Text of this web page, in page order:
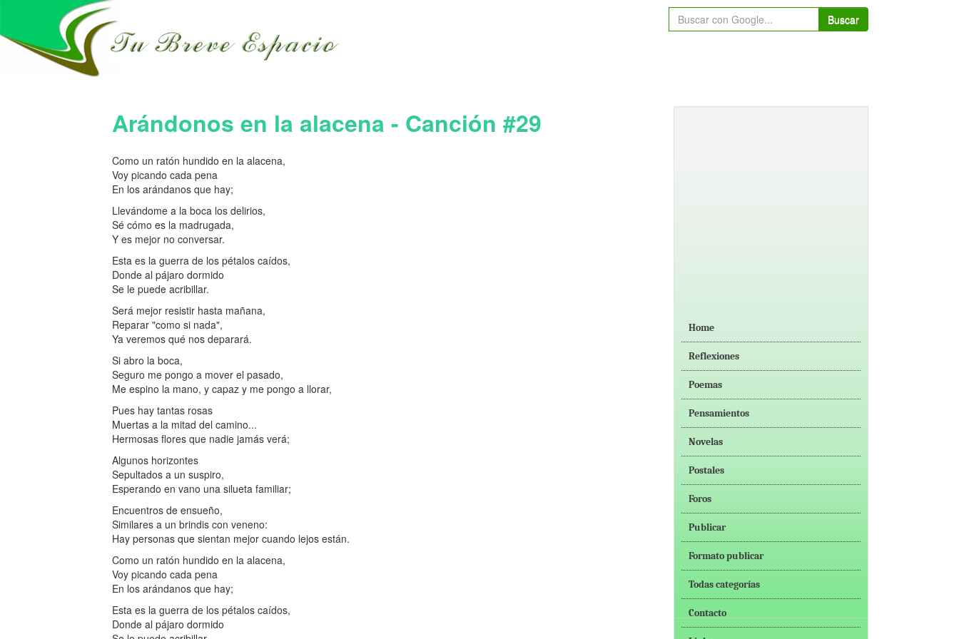
Buscar
Arándonos en la alacena - Canción #29
Como un ratón hundido en la alacena,
Voy picando cada pena
En los arándanos que hay;
Llevándome a la boca los delirios,
Sé cómo es la madrugada,
Y es mejor no conversar.
Esta es la guerra de los pétalos caídos,
Donde al pájaro dormido
Se le puede acribillar.
Será mejor resistir hasta mañana,
Reparar "como si nada",
Ya veremos qué nos deparará.
Si abro la boca,
Seguro me pongo a mover el pasado,
Me espino la mano, y capaz y me pongo a llorar,
Pues hay tantas rosas
Muertas a la mitad del camino...
Hermosas flores que nadie jamás verá;
Algunos horizontes
Sepultados a un suspiro,
Esperando en vano una silueta familiar;
Encuentros de ensueño,
Similares a un brindis con veneno:
Hay personas que sientan mejor cuando lejos están.
Como un ratón hundido en la alacena,
Voy picando cada pena
En los arándanos que hay;
Esta es la guerra de los pétalos caídos,
Donde al pájaro dormido
Home
Reflexiones
Poemas
Pensamientos
Novelas
Postales
Foros
Publicar
Formato publicar
Todas categorías
Contacto